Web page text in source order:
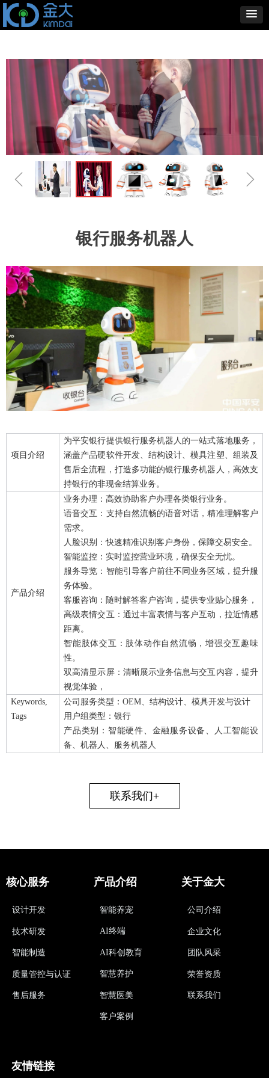
ꁆ ꁇ
银行服务机器人
项目介绍
为平安银行提供银行服务机器人的一站式落地服务，
涵盖产品硬软件开发、结构设计、模具注塑、组装及
售后全流程，打造多功能的银行服务机器人，高效支
持银行的非现金结算业务。
产品介绍
业务办理：高效协助客户办理各类银行业务。
语音交互：支持自然流畅的语音对话，精准理解客户
需求。
人脸识别：快速精准识别客户身份，保障交易安全。
智能监控：实时监控营业环境，确保安全无忧。
服务导览：智能引导客户前往不同业务区域，提升服
务体验。
客服咨询：随时解答客户咨询，提供专业贴心服务，
高级表情交互：通过丰富表情与客户互动，拉近情感
距离。
智能肢体交互：肢体动作自然流畅，增强交互趣味
性。
双高清显示屏：清晰展示业务信息与交互内容，提升
视觉体验，
Keywords,
Tags
公司服务类型：OEM、结构设计、模具开发与设计
用户组类型：银行
产品类别：智能硬件、金融服务设备、人工智能设
备、机器人、服务机器人
联系我们+
核心服务
设计开发
技术研发
智能制造
质量管控与认证
售后服务
产品介绍
智能养宠
AI终端
AI科创教育
智慧养护
智慧医美
客户案例
关于金大
公司介绍
企业文化
团队风采
荣誉资质
联系我们
友情链接